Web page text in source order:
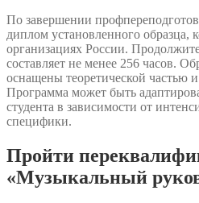
По завершении
диплом установленного образца,
организациях России.
составляет не менее 256 часов.
оснащены теоретической частью
Программа может быть
студента в зависимости от
специфики.
Пройти
«Музыкальный